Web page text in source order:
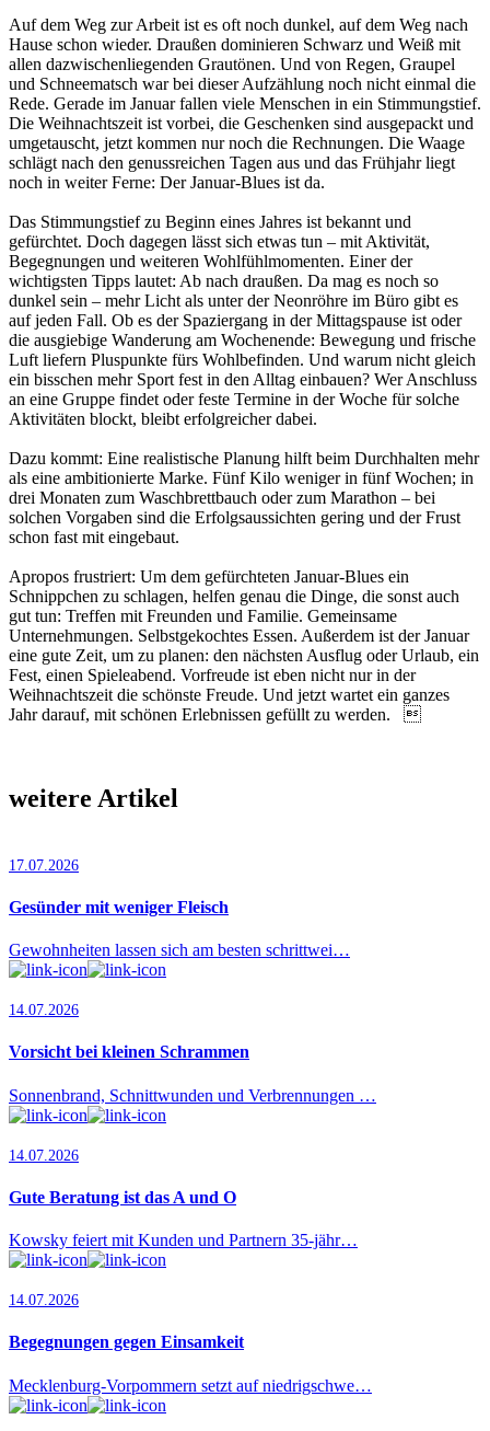
Auf dem Weg zur Arbeit ist es oft noch dunkel, auf dem Weg nach
Hause schon wieder. Draußen dominieren Schwarz und Weiß mit
allen dazwischenliegenden Grautönen. Und von Regen, Graupel
und Schneematsch war bei dieser Aufzählung noch nicht einmal die
Rede. Gerade im Januar fallen viele Menschen in ein Stimmungstief.
Die Weihnachtszeit ist vorbei, die Geschenken sind ausgepackt und
umgetauscht, jetzt kommen nur noch die Rechnungen. Die Waage
schlägt nach den genussreichen Tagen aus und das Frühjahr liegt
noch in weiter Ferne: Der Januar-Blues ist da.
Das Stimmungstief zu Beginn eines Jahres ist bekannt und
gefürchtet. Doch dagegen lässt sich etwas tun – mit Aktivität,
Begegnungen und weiteren Wohlfühlmomenten. Einer der
wichtigsten Tipps lautet: Ab nach draußen. Da mag es noch so
dunkel sein – mehr Licht als unter der Neonröhre im Büro gibt es
auf jeden Fall. Ob es der Spaziergang in der Mittagspause ist oder
die ausgiebige Wanderung am Wochenende: Bewegung und frische
Luft liefern Pluspunkte fürs Wohlbefinden. Und warum nicht gleich
ein bisschen mehr Sport fest in den Alltag einbauen? Wer Anschluss
an eine Gruppe findet oder feste Termine in der Woche für solche
Aktivitäten blockt, bleibt erfolgreicher dabei.
Dazu kommt: Eine realistische Planung hilft beim Durchhalten mehr
als eine ambitionierte Marke. Fünf Kilo weniger in fünf Wochen; in
drei Monaten zum Waschbrettbauch oder zum Marathon – bei
solchen Vorgaben sind die Erfolgsaussichten gering und der Frust
schon fast mit eingebaut.
Apropos frustriert: Um dem gefürchteten Januar-Blues ein
Schnippchen zu schlagen, helfen genau die Dinge, die sonst auch
gut tun: Treffen mit Freunden und Familie. Gemeinsame
Unternehmungen. Selbstgekochtes Essen. Außerdem ist der Januar
eine gute Zeit, um zu planen: den nächsten Ausflug oder Urlaub, ein
Fest, einen Spieleabend. Vorfreude ist eben nicht nur in der
Weihnachtszeit die schönste Freude. Und jetzt wartet ein ganzes
Jahr darauf, mit schönen Erlebnissen gefüllt zu werden. 
weitere Artikel
17.07.2026
Gesünder mit weniger Fleisch
Gewohnheiten lassen sich am besten schrittwei…
14.07.2026
Vorsicht bei kleinen Schrammen
Sonnenbrand, Schnittwunden und Verbrennungen …
14.07.2026
Gute Beratung ist das A und O
Kowsky feiert mit Kunden und Partnern 35-jähr…
14.07.2026
Begegnungen gegen Einsamkeit
Mecklenburg-Vorpommern setzt auf niedrigschwe…